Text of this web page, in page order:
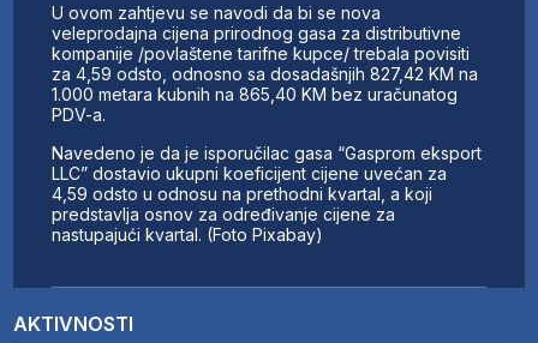
AKTIVNOSTI
U ovom zahtjevu se navodi da bi se nova
veleprodajna cijena prirodnog gasa za distributivne
kompanije /povlaštene tarifne kupce/ trebala povisiti
za 4,59 odsto, odnosno sa dosadašnjih 827,42 KM na
1.000 metara kubnih na 865,40 KM bez uračunatog
PDV-a.
Navedeno je da je isporučilac gasa “Gasprom eksport
LLC” dostavio ukupni koeficijent cijene uvećan za
4,59 odsto u odnosu na prethodni kvartal, a koji
predstavlja osnov za određivanje cijene za
nastupajući kvartal. (Foto Pixabay)